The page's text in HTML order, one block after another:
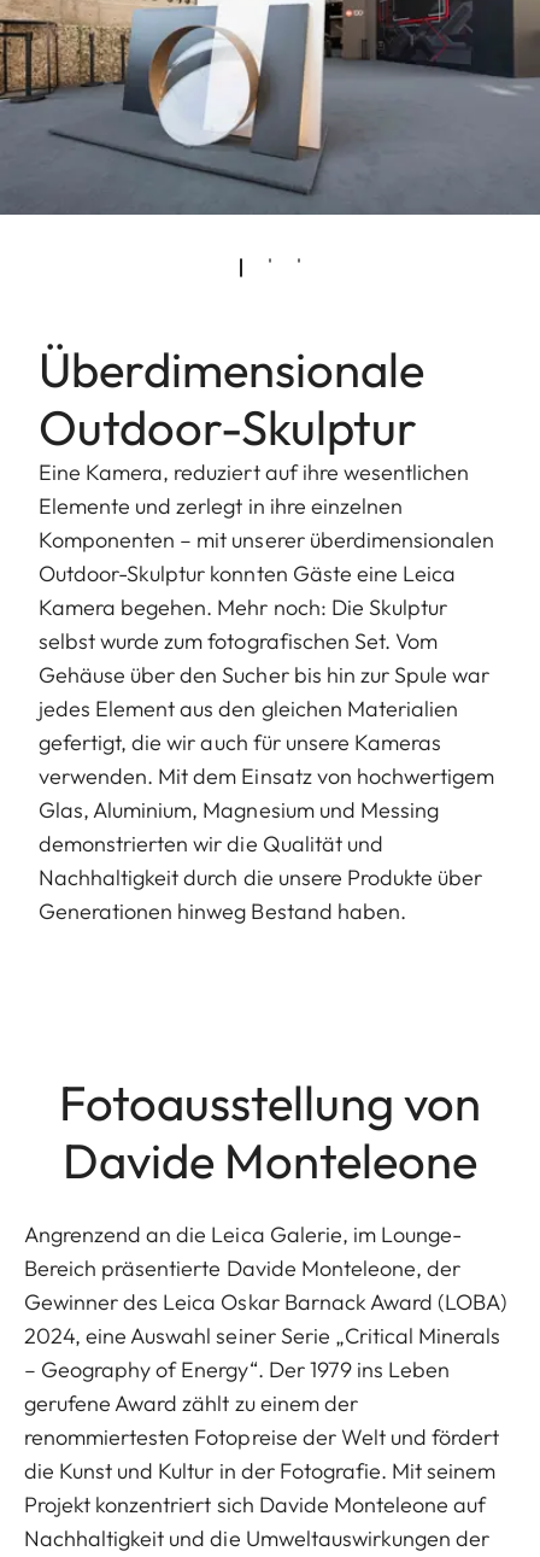
Überdimensionale
Outdoor-Skulptur
Eine Kamera, reduziert auf ihre wesentlichen
Elemente und zerlegt in ihre einzelnen
Komponenten – mit unserer überdimensionalen
Outdoor-Skulptur konnten Gäste eine Leica
Kamera begehen. Mehr noch: Die Skulptur
selbst wurde zum fotografischen Set. Vom
Gehäuse über den Sucher bis hin zur Spule war
jedes Element aus den gleichen Materialien
gefertigt, die wir auch für unsere Kameras
verwenden. Mit dem Einsatz von hochwertigem
Glas, Aluminium, Magnesium und Messing
demonstrierten wir die Qualität und
Nachhaltigkeit durch die unsere Produkte über
Generationen hinweg Bestand haben.
Fotoausstellung von
Davide Monteleone
Angrenzend an die Leica Galerie, im Lounge-
Bereich präsentierte Davide Monteleone, der
Gewinner des Leica Oskar Barnack Award (LOBA)
2024, eine Auswahl seiner Serie „Critical Minerals
– Geography of Energy“. Der 1979 ins Leben
gerufene Award zählt zu einem der
renommiertesten Fotopreise der Welt und fördert
die Kunst und Kultur in der Fotografie. Mit seinem
Projekt konzentriert sich Davide Monteleone auf
Nachhaltigkeit und die Umweltauswirkungen der